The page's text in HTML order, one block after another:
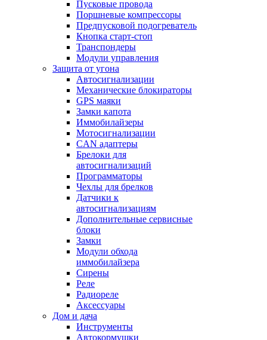
Пусковые провода
Поршневые компрессоры
Предпусковой подогреватель
Кнопка старт-стоп
Транспондеры
Модули управления
Защита от угона
Автосигнализации
Механические блoкираторы
GPS маяки
Замки капота
Иммобилайзеры
Мотосигнализации
CAN адаптеры
Брелоки для
автосигнализаций
Программаторы
Чехлы для брелков
Датчики к
автосигнализациям
Дополнительные сервисные
блоки
Замки
Модули обхода
иммобилайзера
Сирены
Реле
Радиореле
Аксессуары
Дом и дача
Инструменты
Автокормушки